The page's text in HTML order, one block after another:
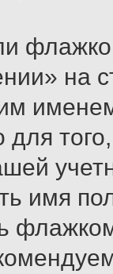
на
имя